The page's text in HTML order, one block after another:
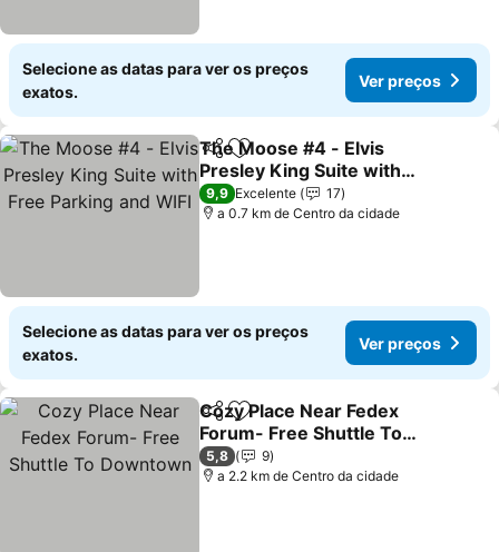
Selecione as datas para ver os preços
exatos.
Ver preços
PartilharAdicionar aos favoritos
The Moose #4 - Elvis
Presley King Suite with
Free Parking and WIFI
Ver preços
9,9 Excelente
17
a 0.7 km de Centro da cidade
Selecione as datas para ver os preços
exatos.
Ver preços
PartilharAdicionar aos favoritos
Cozy Place Near Fedex
Forum- Free Shuttle To
Downtown
Ver preços
5,8
9
a 2.2 km de Centro da cidade